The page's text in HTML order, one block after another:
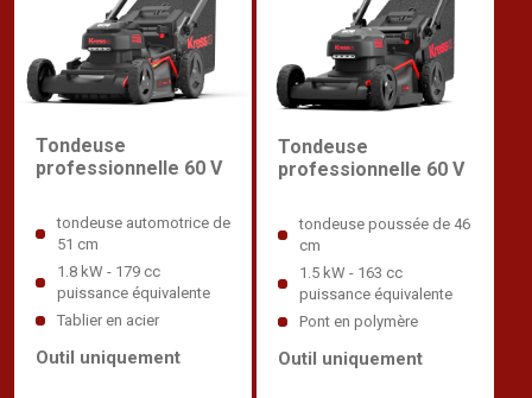
Tondeuse
professionnelle 60 V
tondeuse automotrice de
51 cm
1.8 kW - 179 cc
puissance équivalente
Tablier en acier
Outil uniquement
Tondeuse
professionnelle 60 V
tondeuse poussée de 46
cm
1.5 kW - 163 cc
puissance équivalente
Pont en polymère
Outil uniquement